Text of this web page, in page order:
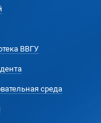
ВВГУ
среда